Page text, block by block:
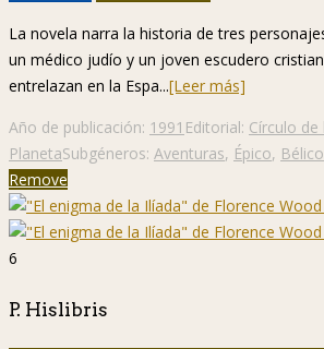
La novela narra la historia de tres
un médico judío y un joven escudero
entrelazan en la Espa...[Leer más]
Año de publicación: 1991 Editorial: Círculo
PlanetaSubgéneros: Aventuras, Épico, Bélico
Remove
6
P. Hislibris